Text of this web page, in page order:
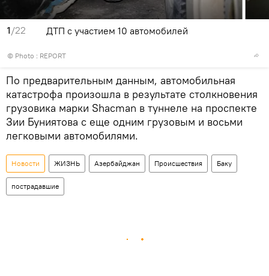
1/22
© Photo : REPORT
ДТП с участием 10 автомобилей
По предварительным данным, автомобильная
катастрофа произошла в результате столкновения
грузовика марки Shacman в туннеле на проспекте
Зии Буниятова с еще одним грузовым и восьми
легковыми автомобилями.
Новости ЖИЗНЬ Азербайджан Происшествия Баку
пострадавшие